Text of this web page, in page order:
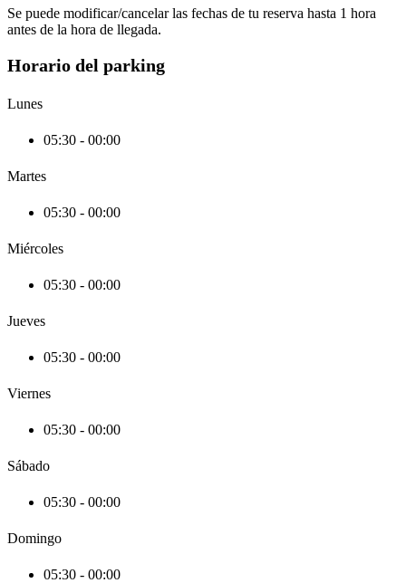
Se puede modificar/cancelar las fechas de tu reserva hasta 1 hora
antes de la hora de llegada.
Horario del parking
Lunes
05:30 - 00:00
Martes
05:30 - 00:00
Miércoles
05:30 - 00:00
Jueves
05:30 - 00:00
Viernes
05:30 - 00:00
Sábado
05:30 - 00:00
Domingo
05:30 - 00:00